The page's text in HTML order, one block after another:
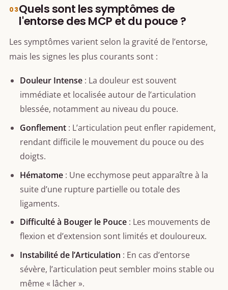
Quels sont les symptômes de
l'entorse des MCP et du pouce ?
Les symptômes varient selon la gravité de l’entorse,
mais les signes les plus courants sont :
Douleur Intense : La douleur est souvent
immédiate et localisée autour de l’articulation
blessée, notamment au niveau du pouce.
Gonflement : L’articulation peut enfler rapidement,
rendant difficile le mouvement du pouce ou des
doigts.
Hématome : Une ecchymose peut apparaître à la
suite d’une rupture partielle ou totale des
ligaments.
Difficulté à Bouger le Pouce : Les mouvements de
flexion et d’extension sont limités et douloureux.
Instabilité de l’Articulation : En cas d’entorse
sévère, l’articulation peut sembler moins stable ou
même « lâcher ».